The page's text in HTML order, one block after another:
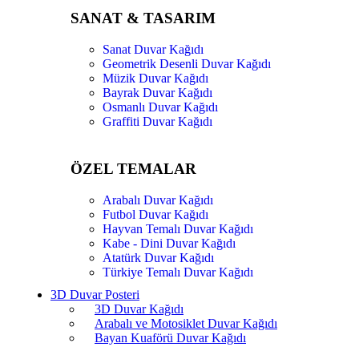
SANAT & TASARIM
Sanat Duvar Kağıdı
Geometrik Desenli Duvar Kağıdı
Müzik Duvar Kağıdı
Bayrak Duvar Kağıdı
Osmanlı Duvar Kağıdı
Graffiti Duvar Kağıdı
ÖZEL TEMALAR
Arabalı Duvar Kağıdı
Futbol Duvar Kağıdı
Hayvan Temalı Duvar Kağıdı
Kabe - Dini Duvar Kağıdı
Atatürk Duvar Kağıdı
Türkiye Temalı Duvar Kağıdı
3D Duvar Posteri
3D Duvar Kağıdı
Arabalı ve Motosiklet Duvar Kağıdı
Bayan Kuaförü Duvar Kağıdı